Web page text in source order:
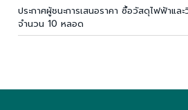
ประกาศผู้ชนะการเสนอราคา ซื้อวัสดุไฟฟ้าแ
จำนวน 10 หลอด